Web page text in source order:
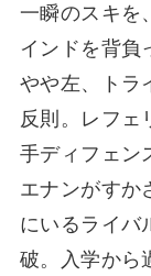
一瞬のスキを
インドを背負
やや左、トラ
反則。レフェ
手ディフェン
エナンがすか
にいるライバ
破。入学から